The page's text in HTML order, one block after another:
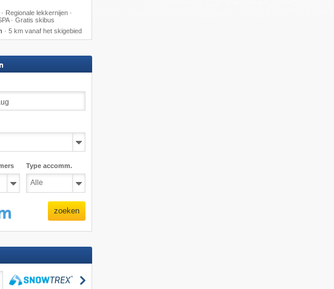
Regionale lekkernijen ·
· Gratis skibus
· 5 km vanaf het skigebied
Type accomm.
zoeken
zoeken